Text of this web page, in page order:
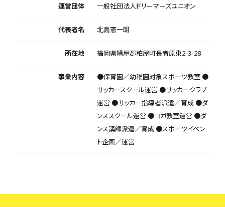
運営団体 一般社団法人ドリーマーズユニオン
代表者名 北島憲一朗
所在地 福岡県糟屋郡粕屋町長者原東2-3-28
事業内容
●保育園／幼稚園対象スポーツ教室 ●
サッカースクール運営 ●サッカークラブ
運営 ●サッカー指導者派遣／育成 ●ダ
ンススクール運営 ●ヨガ教室運営 ●ダ
ンス講師派遣／育成 ●スポーツイベン
ト企画／運営